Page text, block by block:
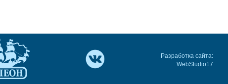
Разработка сайта:
WebStudio17